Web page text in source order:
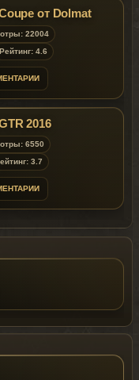
от Dolmat
22004
Рейтинг: 4.6
2016
6550
3.7